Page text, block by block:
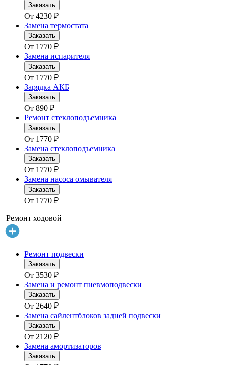
Заказать
От 4230 ₽
Замена термостата
Заказать
От 1770 ₽
Замена испарителя
Заказать
От 1770 ₽
Зарядка АКБ
Заказать
От 890 ₽
Ремонт стеклоподъемника
Заказать
От 1770 ₽
Замена стеклоподъемника
Заказать
От 1770 ₽
Замена насоса омывателя
Заказать
От 1770 ₽
Ремонт ходовой
Ремонт подвески
Заказать
От 3530 ₽
Замена и ремонт пневмоподвески
Заказать
От 2640 ₽
Замена сайлентблоков задней подвески
Заказать
От 2120 ₽
Замена амортизаторов
Заказать